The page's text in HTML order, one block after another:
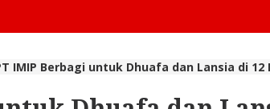
IMIP Berbagi untuk Dhuafa dan Lansia di